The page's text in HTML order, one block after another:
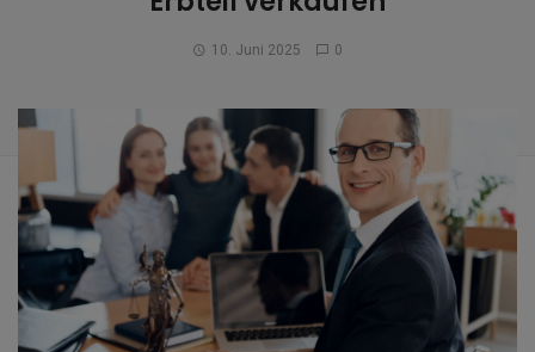
10. Juni 2025 0